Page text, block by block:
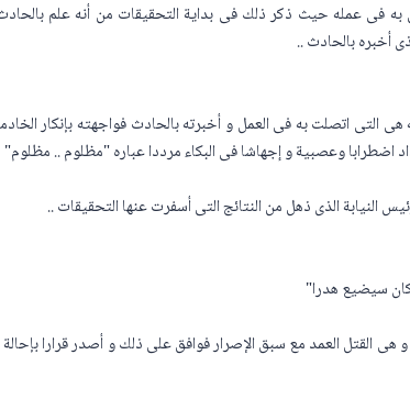
به فى عمله حيث ذكر ذلك فى بداية التحقيقات من أنه علم
أخبره بالحادث ..
اتصلت به فى العمل و أخبرته بالحادث فواجهته بإنكار
اضطرابا وعصبية و إجهاشا فى البكاء مرددا عباره "مظلوم .. مظلوم"
النيابة الذى ذهل من النتائج التى أسفرت عنها التحقيقات ..
سيضيع هدرا"
هى القتل العمد مع سبق الإصرار فوافق على ذلك و أصدر قرارا بإحالة